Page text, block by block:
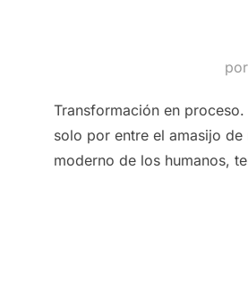
por
Transformación en
solo por entre el amasijo
moderno de los humanos,